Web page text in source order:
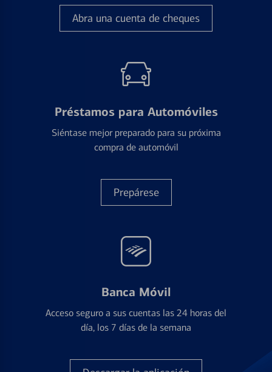
Abra una cuenta de cheques
Préstamos para Automóviles
Siéntase mejor preparado para su próxima
compra de automóvil
Prepárese
Banca Móvil
Acceso seguro a sus cuentas las 24 horas del
día, los 7 días de la semana